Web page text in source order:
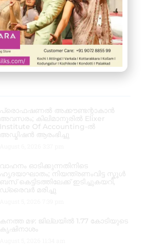
പ്രൊഫഷണൽ അക്കൗണ്ടന്റാകാൻ
അവസരം; കിലിമാനൂരിൽ Elixer
Institute Of Accounting-ൽ
അഡ്മിഷൻ ആരംഭിച്ചു
വാഹനം ഓടിക്കുന്നതിനിടെ
ഹൃദയാഘാതം; നിയന്ത്രണംവിട്ട സ്കൂൾ
ബസ് കെട്ടിടത്തിലേക്ക് ഇടിച്ചുകയറി,
ഡ്രൈവർ മരിച്ചു
കനത്ത മഴ: ജില്ലയിൽ 1.77 കോടിയുടെ
കൃഷിനാശം